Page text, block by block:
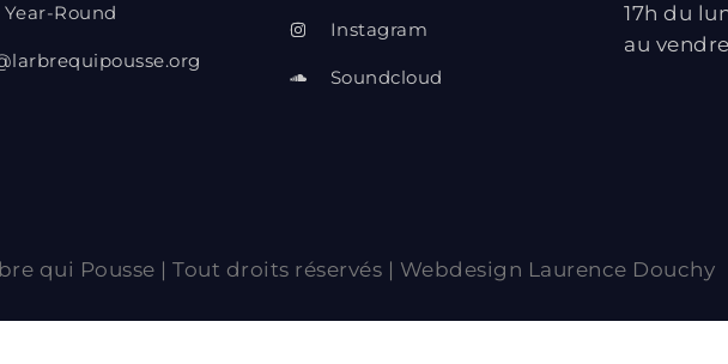
Round
Instagram
Soundcloud
17h du
au
qui Pousse | Tout droits réservés | Webdesign Laurence Douchy